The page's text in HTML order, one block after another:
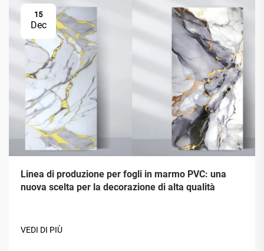
15
Dec
Linea di produzione per fogli in marmo PVC: una
nuova scelta per la decorazione di alta qualità
VEDI DI PIÙ